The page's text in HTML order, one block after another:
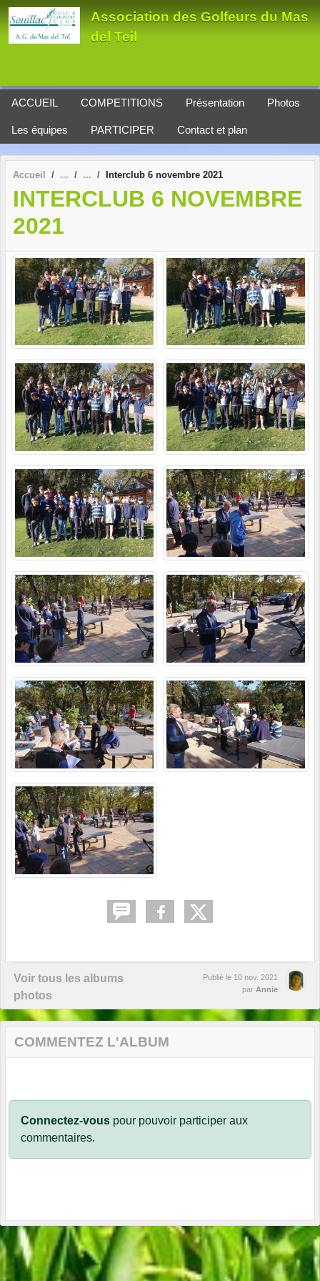
Association des Golfeurs du Mas
del Teil
ACCUEIL COMPETITIONS Présentation Photos
Les équipes PARTICIPER Contact et plan
Accueil Interclub 6 novembre 2021
INTERCLUB 6 NOVEMBRE
2021
Voir tous les albums
photos
Publié le 10 nov. 2021
par Annie
COMMENTEZ L'ALBUM
Connectez-vous pour pouvoir participer aux
commentaires.
Panneau de gestion des cookies